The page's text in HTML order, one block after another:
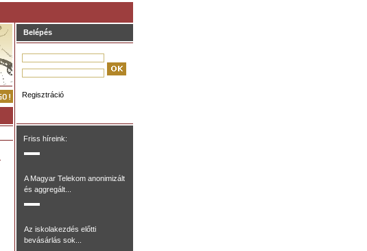
Belépés
Regisztráció
Friss híreink:
A Magyar Telekom anonimizált
és aggregált...
Az iskolakezdés előtti
bevásárlás sok...